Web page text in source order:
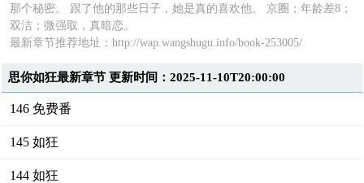
那个秘密。 跟了他的那些日子，她是真的喜欢他。 京圈；年龄差8；
双洁；微强取，真暗恋。
最新章节推荐地址：http://wap.wangshugu.info/book-253005/
思你如狂最新章节 更新时间：2025-11-10T20:00:00
146 免费番
145 如狂
144 如狂